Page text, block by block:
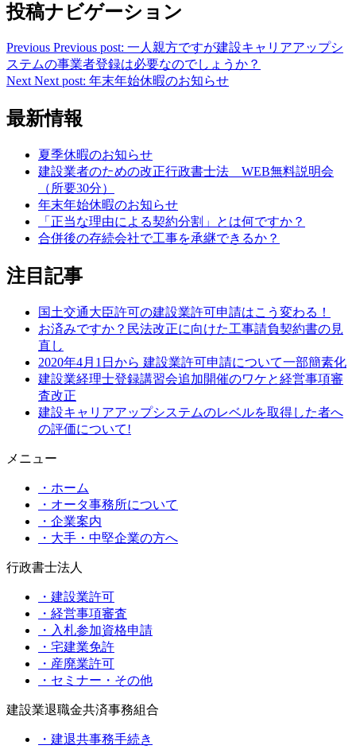
投稿ナビゲーション
Previous Previous post: 一人親方ですが建設キャリアアップシ
ステムの事業者登録は必要なのでしょうか？
Next Next post: 年末年始休暇のお知らせ
最新情報
夏季休暇のお知らせ
建設業者のための改正行政書士法 WEB無料説明会
（所要30分）
年末年始休暇のお知らせ
「正当な理由による契約分割」とは何ですか？
合併後の存続会社で工事を承継できるか？
注目記事
国土交通大臣許可の建設業許可申請はこう変わる！
お済みですか？民法改正に向けた工事請負契約書の見
直し
2020年4月1日から 建設業許可申請について一部簡素化
建設業経理士登録講習会追加開催のワケと経営事項審
査改正
建設キャリアアップシステムのレベルを取得した者へ
の評価について!
メニュー
・ホーム
・オータ事務所について
・企業案内
・大手・中堅企業の方へ
行政書士法人
・建設業許可
・経営事項審査
・入札参加資格申請
・宅建業免許
・産廃業許可
・セミナー・その他
建設業退職金共済事務組合
・建退共事務手続き